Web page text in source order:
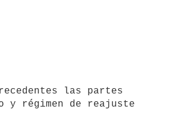
y régimen de reajuste